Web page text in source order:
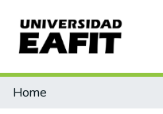
Statistics
Home